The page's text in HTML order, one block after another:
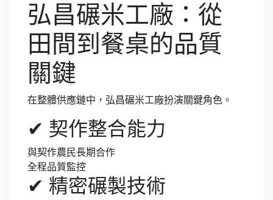
弘昌碾米工廠：從
田間到餐桌的品質
關鍵
在整體供應鏈中，弘昌碾米工廠扮演關鍵角色。
✔ 契作整合能力
與契作農民長期合作
全程品質監控
✔ 精密碾製技術